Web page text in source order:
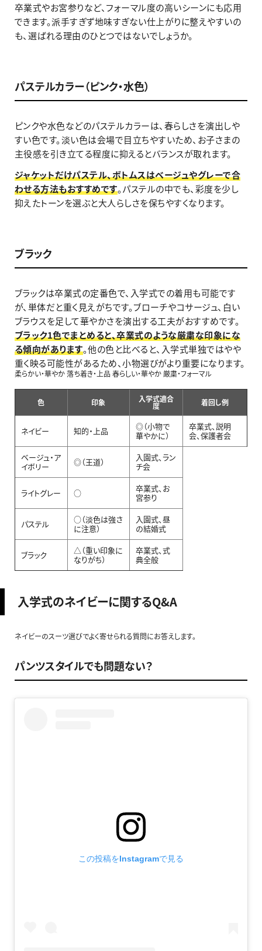
卒業式やお宮参りなど、フォーマル度の高いシーンにも応用
できます。派手すぎず地味すぎない仕上がりに整えやすいの
も、選ばれる理由のひとつではないでしょうか。
パステルカラー（ピンク・水色）
ピンクや水色などのパステルカラーは、春らしさを演出しや
すい色です。淡い色は会場で目立ちやすいため、お子さまの
主役感を引き立てる程度に抑えるとバランスが取れます。
ジャケットだけパステル、ボトムスはベージュやグレーで合
わせる方法もおすすめです。パステルの中でも、彩度を少し
抑えたトーンを選ぶと大人らしさを保ちやすくなります。
ブラック
ブラックは卒業式の定番色で、入学式での着用も可能です
が、単体だと重く見えがちです。ブローチやコサージュ、白い
ブラウスを足して華やかさを演出する工夫がおすすめです。
ブラック1色でまとめると、卒業式のような厳粛な印象にな
る傾向があります。他の色と比べると、入学式単独ではやや
重く映る可能性があるため、小物選びがより重要になります。
柔らかい・華やか 落ち着き・上品 春らしい・華やか 厳粛・フォーマル
色 印象 入学式適合
度 着回し例
ネイビー 知的・上品
◎（小物で
華やかに）
卒業式、説明
会、保護者会
ベージュ・ア
イボリー
◎（王道）
入園式、ラン
チ会
ライトグレー ○
卒業式、お
宮参り
パステル
○（淡色は強さ
に注意）
入園式、昼
の結婚式
ブラック
△（重い印象に
なりがち）
卒業式、式
典全般
入学式のネイビーに関するQ&A
ネイビーのスーツ選びでよく寄せられる質問にお答えします。
パンツスタイルでも問題ない？
この投稿をInstagramで見る